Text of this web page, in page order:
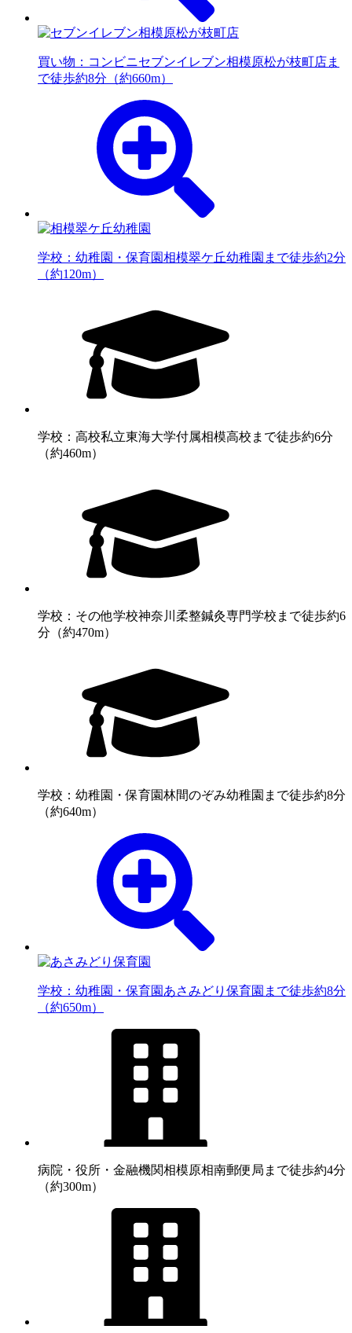
買い物：コンビニセブンイレブン相模原松が枝町店ま
で徒歩約8分（約660m）
学校：幼稚園・保育園相模翠ケ丘幼稚園まで徒歩約2分
（約120m）
学校：高校私立東海大学付属相模高校まで徒歩約6分
（約460m）
学校：その他学校神奈川柔整鍼灸専門学校まで徒歩約6
分（約470m）
学校：幼稚園・保育園林間のぞみ幼稚園まで徒歩約8分
（約640m）
学校：幼稚園・保育園 あさみどり保育園まで徒歩約8分
（約650m）
病院・役所・金融機関相模原相南郵便局まで徒歩約4分
（約300m）